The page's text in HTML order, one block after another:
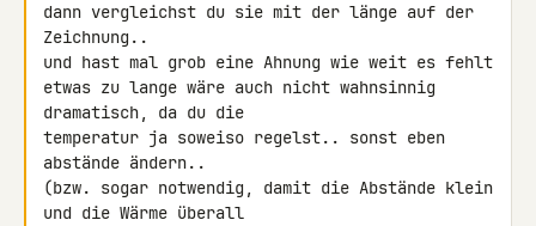
dann vergleichst du sie mit der länge auf der
Zeichnung..
und hast mal grob eine Ahnung wie weit es fehlt
etwas zu lange wäre auch nicht wahnsinnig
dramatisch, da du die
temperatur ja soweiso regelst.. sonst eben
abstände ändern..
(bzw. sogar notwendig, damit die Abstände klein
und die Wärme überall